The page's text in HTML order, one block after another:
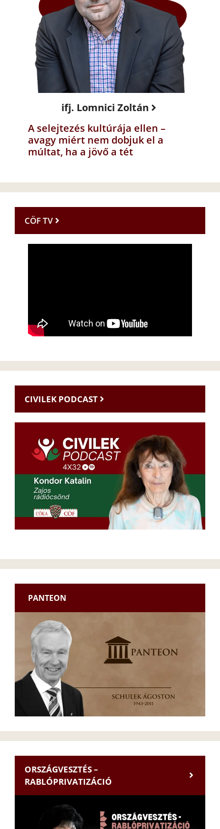
ifj. Lomnici Zoltán
A selejtezés kultúrája ellen –
avagy miért nem dobjuk el a
múltat, ha a jövő a tét
CÖF TV
CIVILEK PODCAST
PANTEON
ORSZÁGVESZTÉS –
RABLÓPRIVATIZÁCIÓ